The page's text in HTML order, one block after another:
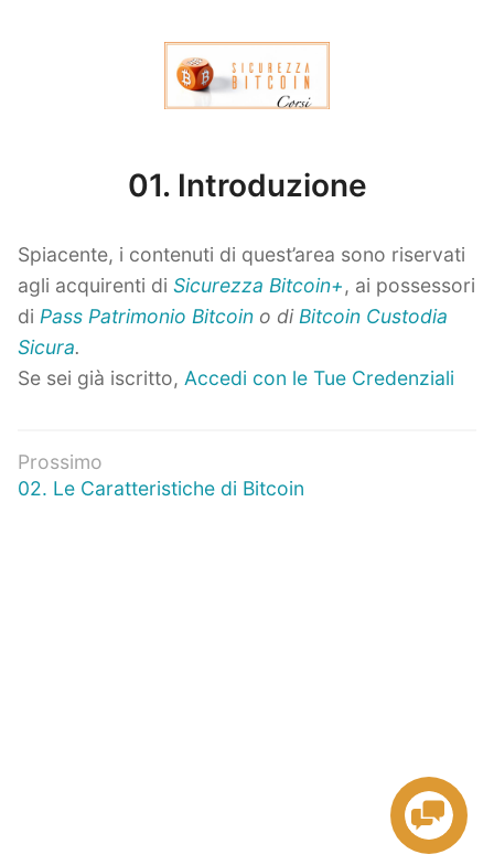
01. Introduzione
Spiacente, i contenuti di quest’area sono riservati
agli acquirenti di Sicurezza Bitcoin+, ai possessori
di Pass Patrimonio Bitcoin o diBitcoin Custodia
Sicura.
Se sei già iscritto, Accedi con le Tue Credenziali
Navigazione
articoli
Prossimo
Prossimo
02. Le Caratteristiche di Bitcoin